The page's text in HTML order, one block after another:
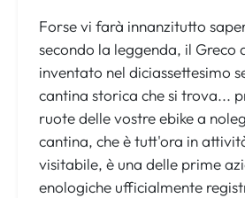
Forse vi farà innanzitutto
secondo la leggenda, il Greco
inventato nel diciassettesimo
cantina storica che si trova...
ruote delle vostre ebike a
cantina, che è tutt'ora in
visitabile, è una delle prime
enologiche ufficialmente